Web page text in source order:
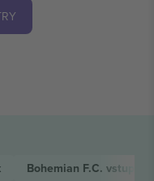
Bohemian F.C.